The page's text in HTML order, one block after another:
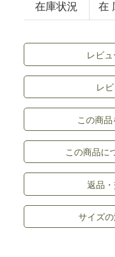
在庫状況 在
レビ
レ
この商
この商品に
返品
サイズ